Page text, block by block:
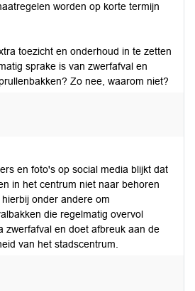
worden op korte termijn
toezicht en onderhoud in te zetten
sprake is van zwerfafval en
Zo nee, waarom niet?
en foto's op social media blijkt dat
in het centrum niet naar behoren
onder andere om
die regelmatig overvol
zwerfafval en doet afbreuk aan de
van het stadscentrum.